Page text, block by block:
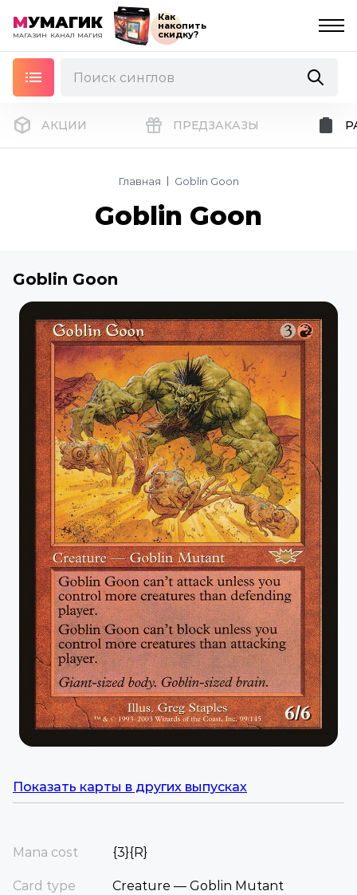
МУМАГИК
МАГАЗИН КАНАЛ МАГИЯ
Как
накопить
скидку?
АКЦИИ ПРЕДЗАКАЗЫ
Главная Goblin Goon
Goblin Goon
Goblin Goon
Показать карты в других выпусках
Mana cost {3}{R}
Card type Creature — Goblin Mutant